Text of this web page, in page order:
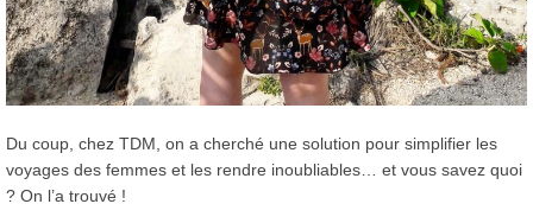
Du coup, chez TDM, on a cherché une solution pour simplifier les
voyages des femmes et les rendre inoubliables… et vous savez quoi
? On l’a trouvé !